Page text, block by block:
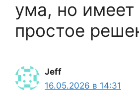
ума, но имеет
простое
Jeff
16.05.2026 в 14:31